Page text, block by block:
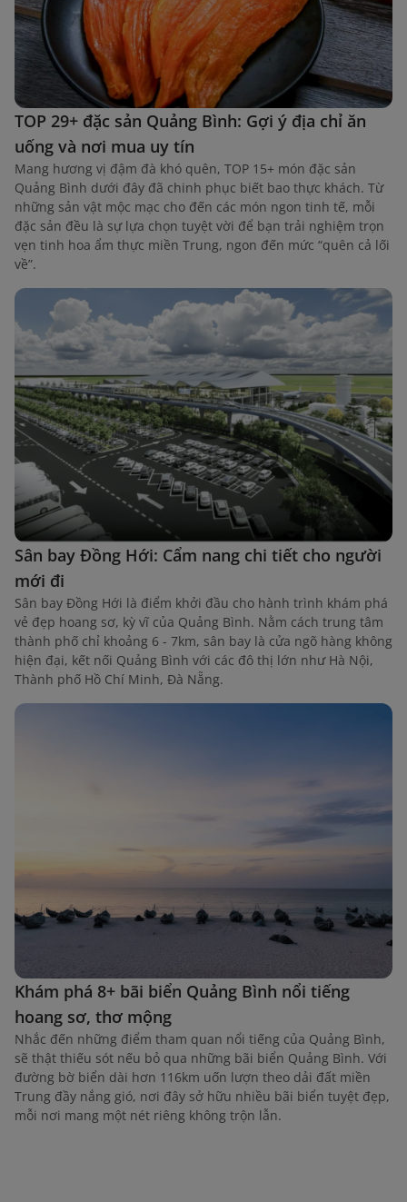
TOP 29+ đặc sản Quảng Bình: Gợi ý địa chỉ ăn
uống và nơi mua uy tín
Mang hương vị đậm đà khó quên, TOP 15+ món đặc sản
Quảng Bình dưới đây đã chinh phục biết bao thực khách. Từ
những sản vật mộc mạc cho đến các món ngon tinh tế, mỗi
đặc sản đều là sự lựa chọn tuyệt vời để bạn trải nghiệm trọn
vẹn tinh hoa ẩm thực miền Trung, ngon đến mức “quên cả lối
về”.
Sân bay Đồng Hới: Cẩm nang chi tiết cho người
mới đi
Sân bay Đồng Hới là điểm khởi đầu cho hành trình khám phá
vẻ đẹp hoang sơ, kỳ vĩ của Quảng Bình. Nằm cách trung tâm
thành phố chỉ khoảng 6 - 7km, sân bay là cửa ngõ hàng không
hiện đại, kết nối Quảng Bình với các đô thị lớn như Hà Nội,
Thành phố Hồ Chí Minh, Đà Nẵng.
Khám phá 8+ bãi biển Quảng Bình nổi tiếng
hoang sơ, thơ mộng
Nhắc đến những điểm tham quan nổi tiếng của Quảng Bình,
sẽ thật thiếu sót nếu bỏ qua những bãi biển Quảng Bình. Với
đường bờ biển dài hơn 116km uốn lượn theo dải đất miền
Trung đầy nắng gió, nơi đây sở hữu nhiều bãi biển tuyệt đẹp,
mỗi nơi mang một nét riêng không trộn lẫn.